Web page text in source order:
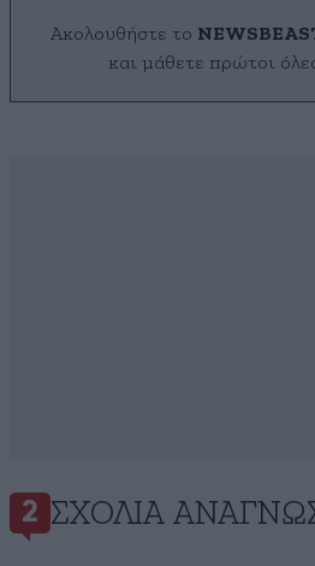
Ακολουθήστε το
και μάθετε πρώτοι
2 ΣΧΌΛΙΑ